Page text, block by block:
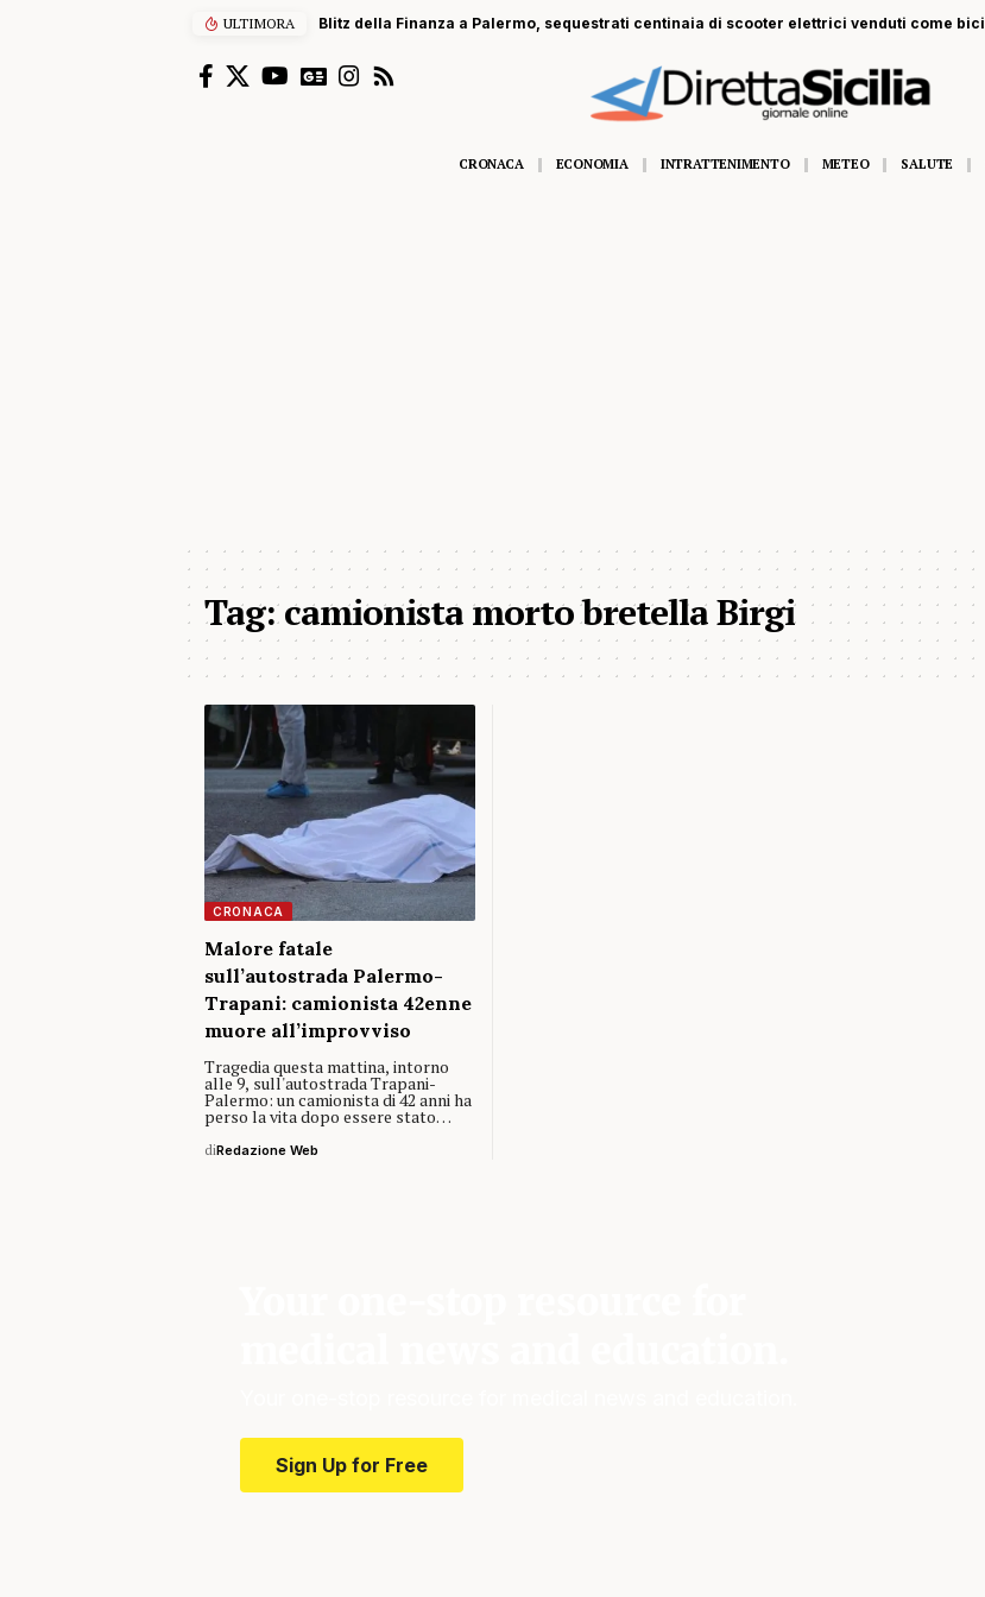
ULTIMORA Blitz della Finanza a Palermo, sequestrati centinaia di scooter elettrici venduti come bici
CRONACA ECONOMIA INTRATTENIMENTO METEO SALUTE
Tag:camionista morto bretella Birgi
CRONACA
Malore fatale
sull’autostrada Palermo-
Trapani: camionista 42enne
muore all’improvviso
Tragedia questa mattina, intorno
alle 9, sull'autostrada Trapani-
Palermo: un camionista di 42 anni ha
perso la vita dopo essere stato…
diRedazione Web
Sign Up for Free